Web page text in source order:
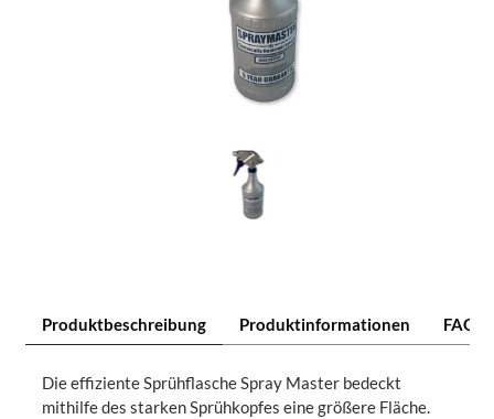
Produktbeschreibung Produktinformationen FAQ
Die effiziente Sprühflasche Spray Master bedeckt
mithilfe des starken Sprühkopfes eine größere Fläche.